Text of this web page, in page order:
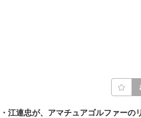
江連忠が、アマチュアゴルファーの